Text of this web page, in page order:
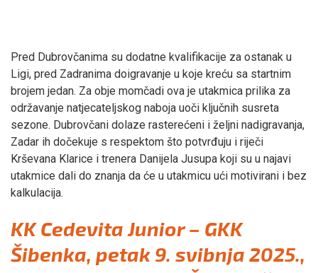
Pred Dubrovčanima su dodatne kvalifikacije za ostanak u
Ligi, pred Zadranima doigravanje u koje kreću sa startnim
brojem jedan. Za obje momčadi ova je utakmica prilika za
održavanje natjecateljskog naboja uoči ključnih susreta
sezone. Dubrovčani dolaze rasterećeni i željni nadigravanja,
Zadar ih dočekuje s respektom što potvrđuju i riječi
Krševana Klarice i trenera Danijela Jusupa koji su u najavi
utakmice dali do znanja da će u utakmicu ući motivirani i bez
kalkulacija.
KK Cedevita Junior – GKK
Šibenka, petak 9. svibnja 2025.,